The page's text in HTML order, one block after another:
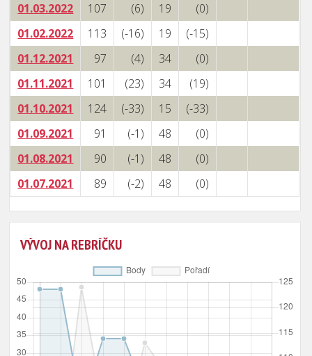
01.03.2022
107 (6) 19
(0)
01.02.2022
113 (-16) 19
(-15)
01.12.2021
97 (4) 34
(0)
01.11.2021
101 (23) 34
(19)
01.10.2021
124 (-33) 15
(-33)
01.09.2021
91 (-1) 48
(0)
01.08.2021
90 (-1) 48
(0)
01.07.2021
89 (-2) 48 (0)
VÝVOJ NA REBRÍČKU